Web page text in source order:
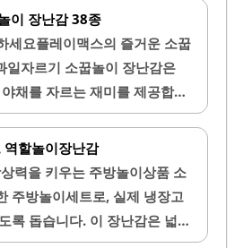
상당히 위험해요. 호일은 전자
할 수 있어요. 이러한 스파크는
호일이 용기나 전자레인지 벽
넣지 말아야 해요.만약 전자레
이 장난감 38종
세요플레이맥스의 즐거운 소꿉
일자르기 소꿉놀이 장난감은
채를 자르는 재미를 제공합니
아기가 장난감 칼로 자를 때마
을 높이고 성취감을 느끼게
은 소근육 발달에 도움을 주
을 향상시킵니다.색감이 선명
주며, 과일과 야채의 이름과 색
할놀이장난감
력을 키우는 주방놀이상품 소
주방놀이세트로, 실제 냉장고
록 돕습니다. 이 장난감은 넓은
있으며, 아이들이 요리놀이를